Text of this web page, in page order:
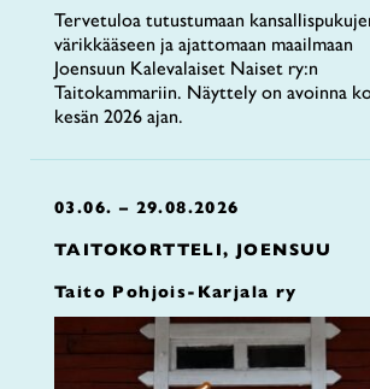
Tervetuloa tutustumaan
värikkääseen ja ajattomaan maailmaan
Joensuun Kalevalaiset Naiset ry:n
Taitokammariin. Näyttely on avoinna
kesän 2026 ajan.
03.06. – 29.08.2026
TAITOKORTTELI, JOENSUU
Taito Pohjois-Karjala ry